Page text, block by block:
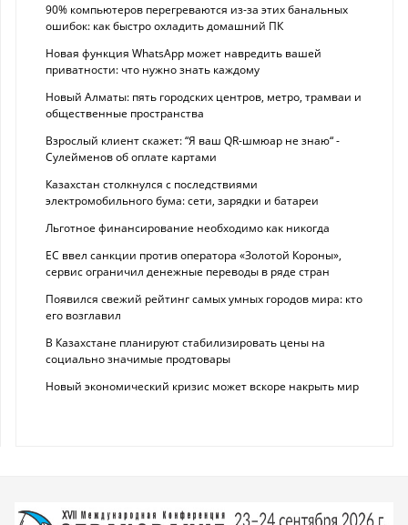
90% компьютеров перегреваются из-за этих банальных
ошибок: как быстро охладить домашний ПК
Новая функция WhatsApp может навредить вашей
приватности: что нужно знать каждому
Новый Алматы: пять городских центров, метро, трамваи и
общественные пространства
Взрослый клиент скажет: “Я ваш QR-шмюар не знаю“ -
Сулейменов об оплате картами
Казахстан столкнулся с последствиями
электромобильного бума: сети, зарядки и батареи
Льготное финансирование необходимо как никогда
ЕС ввел санкции против оператора «Золотой Короны»,
сервис ограничил денежные переводы в ряде стран
Появился свежий рейтинг самых умных городов мира: кто
его возглавил
В Казахстане планируют стабилизировать цены на
социально значимые продтовары
Новый экономический кризис может вскоре накрыть мир